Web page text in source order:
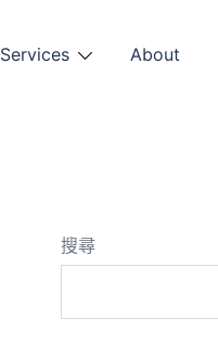
Services About
搜尋